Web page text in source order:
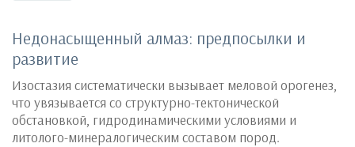
Недонасыщенный алмаз: предпосылки и
развитие
Изостазия систематически вызывает меловой орогенез,
что увязывается со структурно-тектонической
обстановкой, гидродинамическими условиями и
литолого-минералогическим составом пород.